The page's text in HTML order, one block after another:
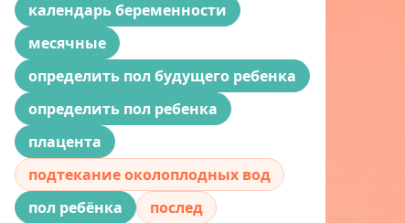
календарь беременности
месячные
определить пол будущего ребенка
определить пол ребенка
плацента
подтекание околоплодных вод
пол ребёнка
послед